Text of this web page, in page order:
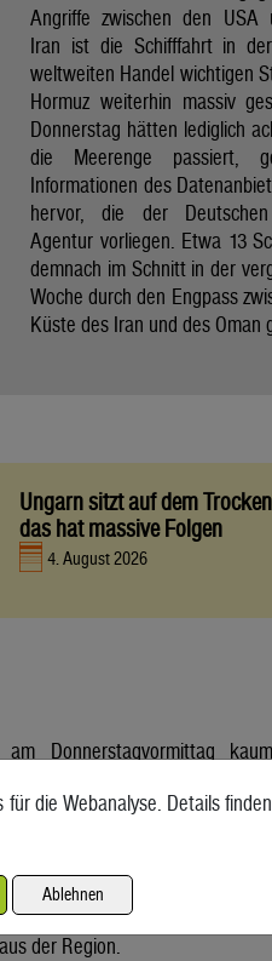
Angriffe zwischen den USA
Iran ist die Schifffahrt in
weltweiten Handel wichtigen
Hormuz weiterhin massiv
Donnerstag hätten lediglich
die Meerenge passiert,
Informationen des
hervor, die der
Agentur vorliegen. Etwa 13
demnach im Schnitt in der
Woche durch den Engpass
Küste des Iran und des Oman
Ungarn sitzt auf dem
das hat massive Folgen
4. August 2026
Donnerstagvormittag kaum
Lieferung Oktober kostete am
damit 0,4 Prozent mehr als am
Dienstag wegen der Hoffnung
gesunken. Seitdem warten
der Region.
die Webanalyse. Details finden
Ablehnen